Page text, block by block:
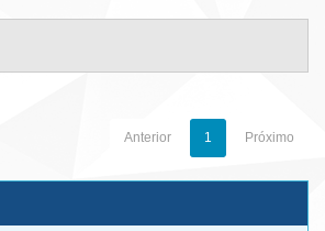
Anterior 1 Próximo